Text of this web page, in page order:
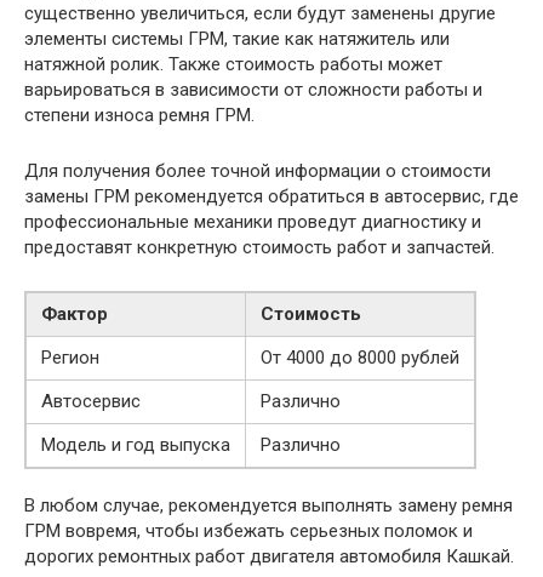
существенно увеличиться, если будут заменены другие
элементы системы ГРМ, такие как натяжитель или
натяжной ролик. Также стоимость работы может
варьироваться в зависимости от сложности работы и
степени износа ремня ГРМ.
Для получения более точной информации о стоимости
замены ГРМ рекомендуется обратиться в автосервис, где
профессиональные механики проведут диагностику и
предоставят конкретную стоимость работ и запчастей.
Фактор
Стоимость
Регион
От 4000 до 8000 рублей
Автосервис
Различно
Модель и год выпуска
Различно
В любом случае, рекомендуется выполнять замену ремня
ГРМ вовремя, чтобы избежать серьезных поломок и
дорогих ремонтных работ двигателя автомобиля Кашкай.